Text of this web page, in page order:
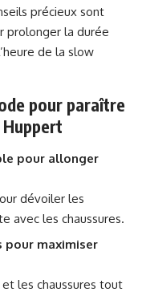
précieux sont
prolonger la durée
de la slow
pour paraître
pour allonger
dévoiler les
avec les chaussures.
pour maximiser
les chaussures tout